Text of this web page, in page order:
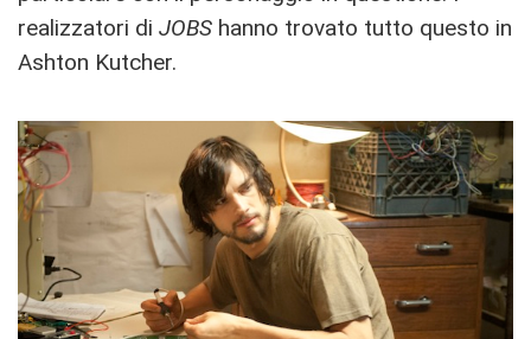
realizzatori di JOBS hanno trovato tutto questo in
Ashton Kutcher.